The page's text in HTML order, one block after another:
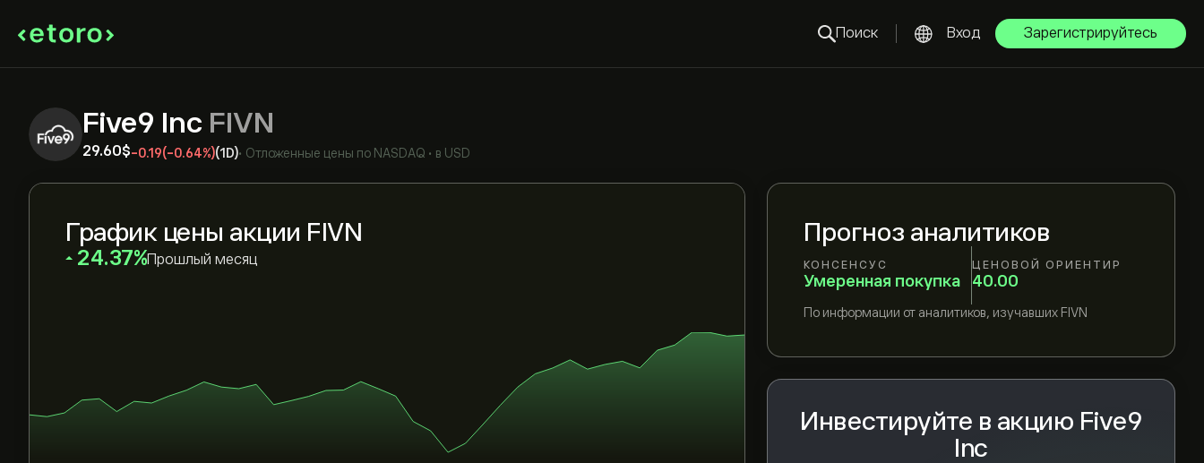
Поиск Вход Зарегистрируйтесь
Five9 Inc FIVN
29.60‎$‎-0.19(-0.64%)(1D)• Отложенные цены по NASDAQ • в USD
Прогноз аналитиков
КОНСЕНСУС
Умеренная покупка
ЦЕНОВОЙ ОРИЕНТИР
40.00
По информации от аналитиков, изучавших FIVN
Инвестируйте в акцию Five9
Inc
График цены акции FIVN
‎24.37‎ Прошлый месяц